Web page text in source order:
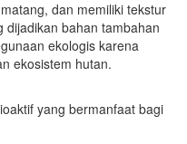
dan memiliki tekstur
dijadikan bahan tambahan
ekologis karena
ekosistem hutan.
yang bermanfaat bagi